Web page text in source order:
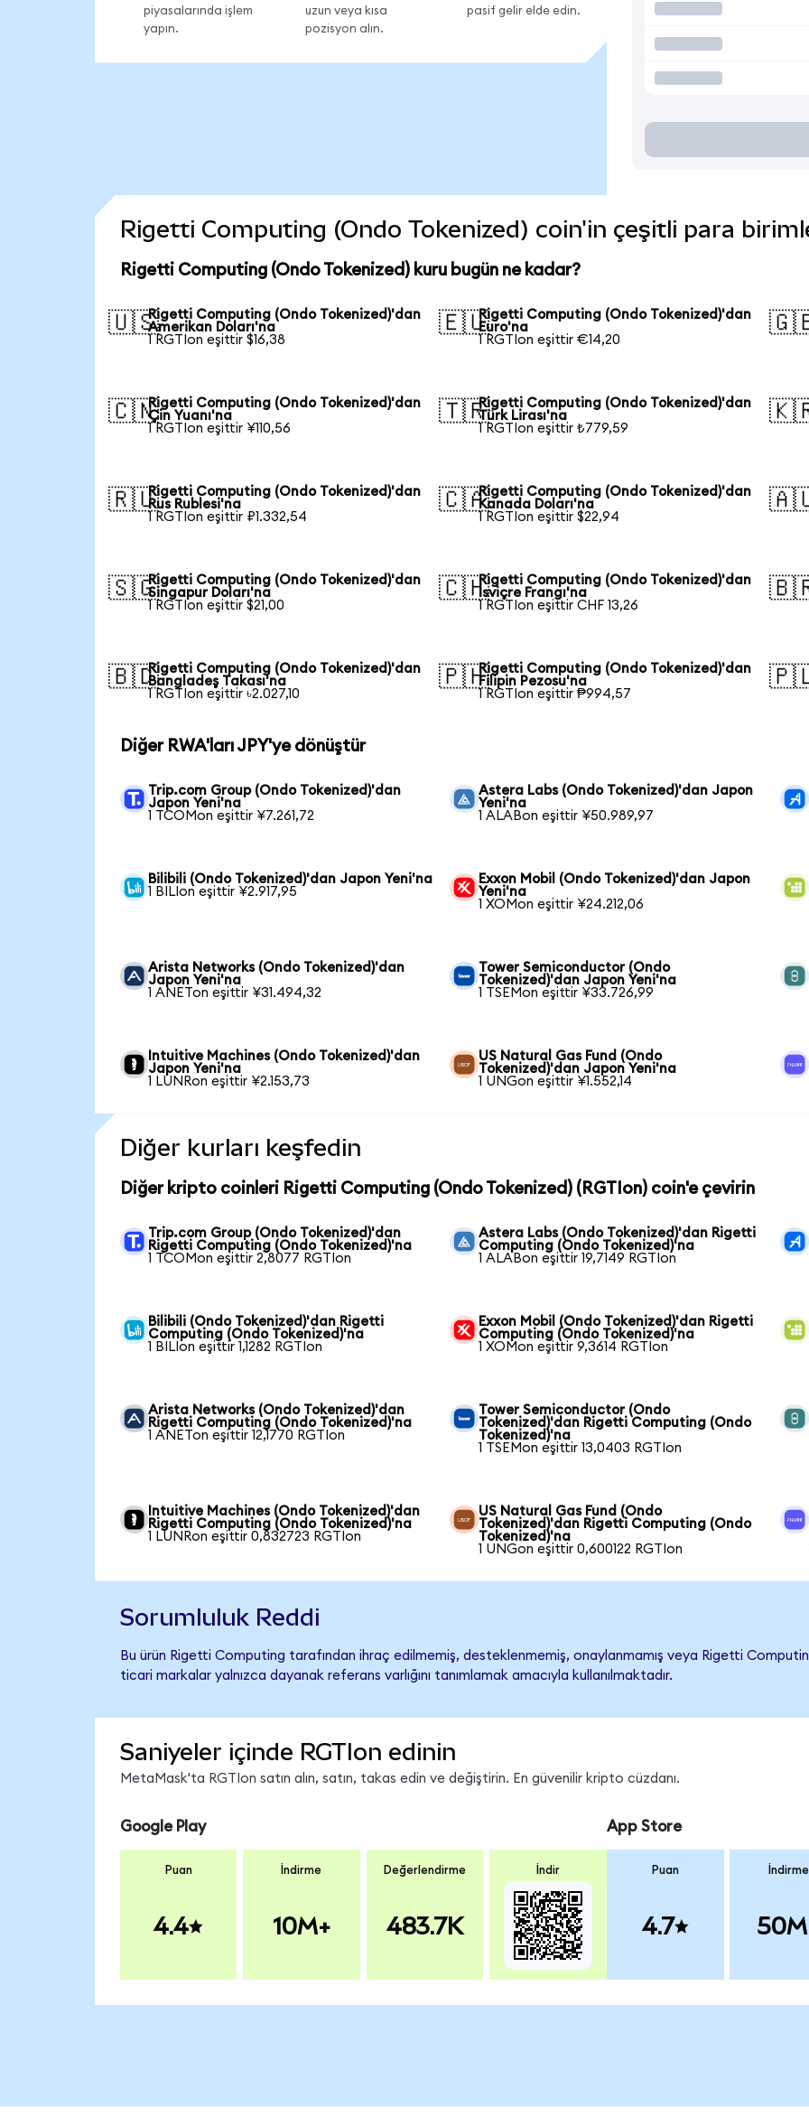
piyasalarında işlem
yapın.
uzun veya kısa
pozisyon alın.
pasif gelir elde edin.
Rigetti Computing (Ondo Tokenized) coin'in çeşitli para
Rigetti Computing (Ondo Tokenized) kuru bugün ne kadar?
🇺🇸Rigetti Computing (Ondo Tokenized)'dan
Amerikan Doları'na
1 RGTIon eşittir $16,38
🇪🇺Rigetti Computing (Ondo Tokenized)'dan
Euro'na
1 RGTIon eşittir €14,20
🇨🇳Rigetti Computing (Ondo Tokenized)'dan
Çin Yuanı'na
1 RGTIon eşittir ¥110,56
🇹🇷Rigetti Computing (Ondo Tokenized)'dan
Türk Lirası'na
1 RGTIon eşittir ₺779,59
🇷🇺Rigetti Computing (Ondo Tokenized)'dan
Rus Rublesi'na
1 RGTIon eşittir ₽1.332,54
🇨🇦Rigetti Computing (Ondo Tokenized)'dan
Kanada Doları'na
1 RGTIon eşittir $22,94
🇸🇬Rigetti Computing (Ondo Tokenized)'dan
Singapur Doları'na
1 RGTIon eşittir $21,00
🇨🇭Rigetti Computing (Ondo Tokenized)'dan
İsviçre Frangı'na
1 RGTIon eşittir CHF 13,26
🇧🇩Rigetti Computing (Ondo Tokenized)'dan
Bangladeş Takası'na
1 RGTIon eşittir ৳2.027,10
🇵🇭Rigetti Computing (Ondo Tokenized)'dan
Filipin Pezosu'na
1 RGTIon eşittir ₱994,57
Diğer RWA'ları JPY'ye dönüştür
Trip.com Group (Ondo Tokenized)'dan
Japon Yeni'na
1 TCOMon eşittir ¥7.261,72
Astera Labs (Ondo Tokenized)'dan Japon
Yeni'na
1 ALABon eşittir ¥50.989,97
Bilibili (Ondo Tokenized)'dan Japon Yeni'na
1 BILIon eşittir ¥2.917,95
Exxon Mobil (Ondo Tokenized)'dan Japon
Yeni'na
1 XOMon eşittir ¥24.212,06
Arista Networks (Ondo Tokenized)'dan
Japon Yeni'na
1 ANETon eşittir ¥31.494,32
Tower Semiconductor (Ondo
Tokenized)'dan Japon Yeni'na
1 TSEMon eşittir ¥33.726,99
Intuitive Machines (Ondo Tokenized)'dan
Japon Yeni'na
1 LUNRon eşittir ¥2.153,73
US Natural Gas Fund (Ondo
Tokenized)'dan Japon Yeni'na
1 UNGon eşittir ¥1.552,14
Diğer kurları keşfedin
Diğer kripto coinleri Rigetti Computing (Ondo Tokenized) (RGTIon) coin'e çevirin
Trip.com Group (Ondo Tokenized)'dan
Rigetti Computing (Ondo Tokenized)'na
1 TCOMon eşittir 2,8077 RGTIon
Astera Labs (Ondo Tokenized)'dan Rigetti
Computing (Ondo Tokenized)'na
1 ALABon eşittir 19,7149 RGTIon
Bilibili (Ondo Tokenized)'dan Rigetti
Computing (Ondo Tokenized)'na
1 BILIon eşittir 1,1282 RGTIon
Exxon Mobil (Ondo Tokenized)'dan Rigetti
Computing (Ondo Tokenized)'na
1 XOMon eşittir 9,3614 RGTIon
Arista Networks (Ondo Tokenized)'dan
Rigetti Computing (Ondo Tokenized)'na
1 ANETon eşittir 12,1770 RGTIon
Tower Semiconductor (Ondo
Tokenized)'dan Rigetti Computing (Ondo
Tokenized)'na
1 TSEMon eşittir 13,0403 RGTIon
Intuitive Machines (Ondo Tokenized)'dan
Rigetti Computing (Ondo Tokenized)'na
1 LUNRon eşittir 0,832723 RGTIon
US Natural Gas Fund (Ondo
Tokenized)'dan Rigetti Computing (Ondo
Tokenized)'na
1 UNGon eşittir 0,600122 RGTIon
Sorumluluk Reddi
Bu ürün Rigetti Computing tarafından ihraç edilmemiş, desteklenmemiş, onaylanmamış veya Rigetti
ticari markalar yalnızca dayanak referans varlığını tanımlamak amacıyla kullanılmaktadır.
Saniyeler içinde RGTIon edinin
MetaMask'ta RGTIon satın alın, satın, takas edin ve değiştirin. En güvenilir kripto cüzdanı.
Google Play
Puan
4.4
İndirme
10M+
Değerlendirme
483.7K
İndir
App Store
Puan
4.7
İndirme